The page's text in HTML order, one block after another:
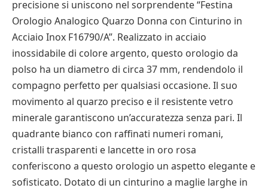
precisione si uniscono nel sorprendente “Festina
Orologio Analogico Quarzo Donna con Cinturino in
Acciaio Inox F16790/A”. Realizzato in acciaio
inossidabile di colore argento, questo orologio da
polso ha un diametro di circa 37 mm, rendendolo il
compagno perfetto per qualsiasi occasione. Il suo
movimento al quarzo preciso e il resistente vetro
minerale garantiscono un’accuratezza senza pari. Il
quadrante bianco con raffinati numeri romani,
cristalli trasparenti e lancette in oro rosa
conferiscono a questo orologio un aspetto elegante e
sofisticato. Dotato di un cinturino a maglie larghe in